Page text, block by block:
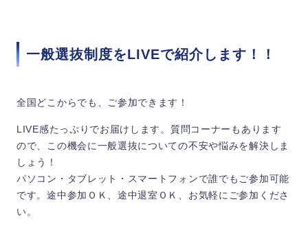
一般選抜制度をLIVEで紹介します！！
全国どこからでも、ご参加できます！
LIVE感たっぷりでお届けします。質問コーナーもあります
ので、この機会に一般選抜についての不安や悩みを解決しま
しょう！
パソコン・タブレット・スマートフォンで誰でもご参加可能
です。途中参加ＯＫ、途中退室ＯＫ、お気軽にご参加くださ
い。